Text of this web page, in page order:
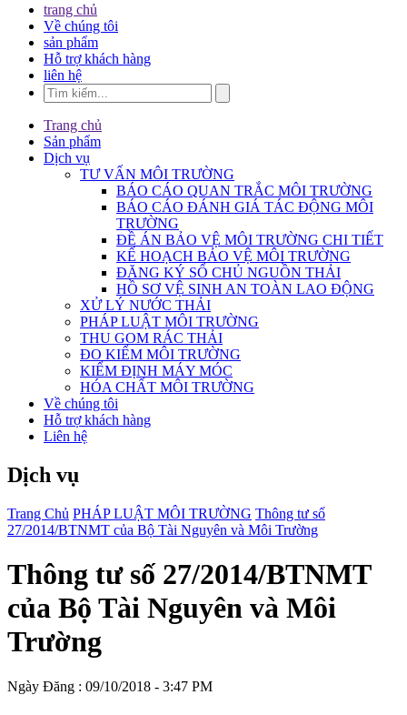
trang chủ
Về chúng tôi
sản phẩm
Hỗ trợ khách hàng
liên hệ
Trang chủ
Sản phẩm
Dịch vụ
TƯ VẤN MÔI TRƯỜNG
BÁO CÁO QUAN TRẮC MÔI TRƯỜNG
BÁO CÁO ĐÁNH GIÁ TÁC ĐỘNG MÔI
TRƯỜNG
ĐỀ ÁN BẢO VỆ MÔI TRƯỜNG CHI TIẾT
KẾ HOẠCH BẢO VỆ MÔI TRƯỜNG
ĐĂNG KÝ SỔ CHỦ NGUỒN THẢI
HỒ SƠ VỆ SINH AN TOÀN LAO ĐỘNG
XỬ LÝ NƯỚC THẢI
PHÁP LUẬT MÔI TRƯỜNG
THU GOM RÁC THẢI
ĐO KIỂM MÔI TRƯỜNG
KIỂM ĐỊNH MÁY MÓC
HÓA CHẤT MÔI TRƯỜNG
Về chúng tôi
Hỗ trợ khách hàng
Liên hệ
Dịch vụ
Trang Chủ PHÁP LUẬT MÔI TRƯỜNG Thông tư số
27/2014/BTNMT của Bộ Tài Nguyên và Môi Trường
Thông tư số 27/2014/BTNMT
của Bộ Tài Nguyên và Môi
Trường
Ngày Đăng : 09/10/2018 - 3:47 PM